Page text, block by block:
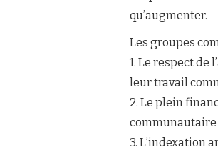
qu’augmenter.
Les groupes
1. Le respect
leur travail
2. Le plein
communautaire
3. L’indexation